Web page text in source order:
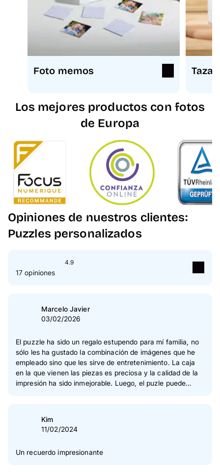
Foto memos
Los mejores productos con fotos
de Europa
Opiniones de nuestros clientes:
Puzzles personalizados
4.9
17 opiniones
Estrella(s)
Estrella(s)
2
Estrella(s)
1 Estrella(s) 0 %
Verificación de las opiniones
Marcelo Javier
03/02/2026
El puzzle ha sido un regalo estupendo para mí familia, no
sólo les ha gustado la combinación de imágenes que he
empleado sino que les sirve de entretenimiento. La caja
en la que vienen las piezas es preciosa y la calidad de la
impresión ha sido inmejorable. Luego, el puzle puede
excelente servicio.
Kim
11/02/2024
Un recuerdo impresionante